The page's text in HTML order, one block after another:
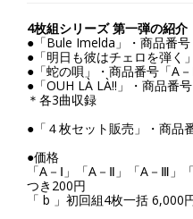
4枚組シリーズ 第一弾の紹介
●「Bule Imelda」・商品番号
●「明日も彼はチェロを弾く
●「蛇の唄」・商品番号「A－
●「OUH LÀ LÀ‼︎」・商品番
＊各3曲収録
●「４枚セット販売」・商品
●価格
「A－Ⅰ」「A－Ⅱ」「A－Ⅲ
つき200円
「 b 」初回組4枚一括